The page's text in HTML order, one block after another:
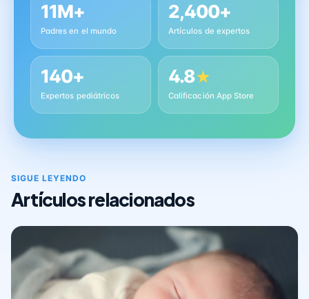
11M+
Padres en el mundo
2,400+
Artículos de expertos
140+
Expertos pediátricos
4.8★
Calificación App Store
SIGUE LEYENDO
Artículos relacionados